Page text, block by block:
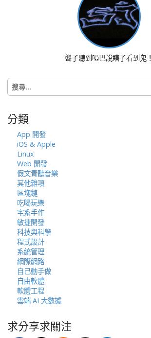
i
o
n
聾子聽到啞巴說瞎子看到鬼！
搜
尋
字:
分類
App 開發
iOS & Apple
Linux
Web 開發
假文青聽音樂
其他雜項
區塊鏈
吃喝玩樂
宅系手作
敏捷開發
科技與科學
程式設計
系統管理
網際網路
自己動手做
自由軟體
軟體工程
雲端 AI 大數據
求分享求關注